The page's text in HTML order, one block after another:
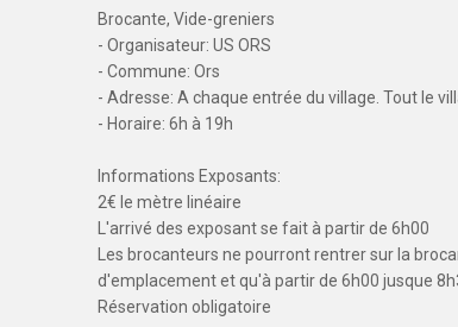
Brocante, Vide-greniers
- Organisateur: US ORS
- Commune: Ors
- Adresse: A chaque entrée du village. Tout le
- Horaire: 6h à 19h
Informations Exposants:
2€ le mètre linéaire
L'arrivé des exposant se fait à partir de 6h00
Les brocanteurs ne pourront rentrer sur la
d'emplacement et qu'à partir de 6h00 jusque
Réservation obligatoire